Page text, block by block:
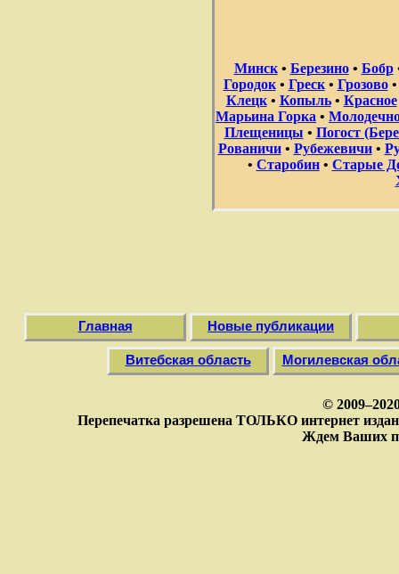
Минск• Березино• Бобр
Городок• Греск• Грозово
Клецк• Копыль• Красное
Марьина Горка •
Плещеницы • Погост
Рованичи• Рубежевичи•
• Старобин• Старые
Главная Новые публикации
Витебская область Могилевская
©
Перепечатка разрешена ТОЛЬКО интернет
Ждем Ваших